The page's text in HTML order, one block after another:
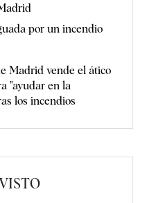
por un incendio
Madrid vende el ático
"ayudar en la
los incendios